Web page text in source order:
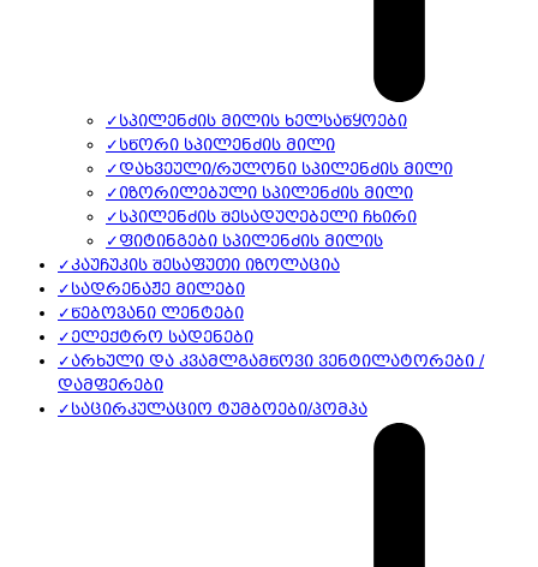
✓სპილენძის მილის ხელსაწყოები
✓სწორი სპილენძის მილი
✓დახვეული/რულონი სპილენძის მილი
✓იზორილებული სპილენძის მილი
✓სპილენძის შესადუღებელი ჩხირი
✓ფიტინგები სპილენძის მილის
✓კაუჩუკის შესაფუთი იზოლაცია
✓სადრენაჟე მილები
✓წებოვანი ლენტები
✓ელექტრო სადენები
✓არხული და კვამლგამწოვი ვენტილატორები /
დამფერები
✓საცირკულაციო ტუმბოები/პომპა